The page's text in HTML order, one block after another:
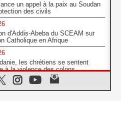
un appel à la paix au Soudan
des civils
d'Addis-Abeba du SCEAM sur
Catholique en Afrique
les chrétiens se sentent
à la violence des colons
sanctuaire de Notre Dame du